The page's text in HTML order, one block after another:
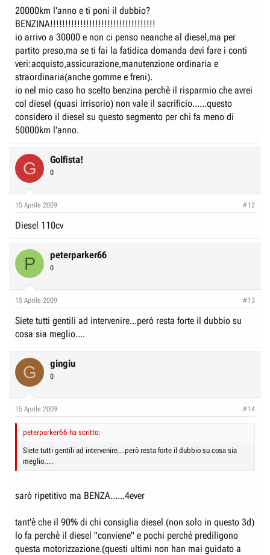
E voi, cosa ne pensate?
20000km l'anno e ti poni il dubbio?
BENZINA!!!!!!!!!!!!!!!!!!!!!!!!!!!!!!!!!!!
io arrivo a 30000 e non ci penso neanche al diesel,ma per
partito preso,ma se ti fai la fatidica domanda devi fare i conti
veri:acquisto,assicurazione,manutenzione ordinaria e
straordinaria(anche gomme e freni).
io nel mio caso ho scelto benzina perchè il risparmio che avrei
col diesel (quasi irrisorio) non vale il sacrificio......questo
considero il diesel su questo segmento per chi fa meno di
50000km l'anno.
G Golfista!
0
15 Aprile 2009 #12
Diesel 110cv
P peterparker66
0
15 Aprile 2009 #13
Siete tutti gentili ad intervenire...però resta forte il dubbio su
cosa sia meglio....
G gingiu
0
15 Aprile 2009 #14
peterparker66 ha scritto:
Siete tutti gentili ad intervenire...però resta forte il dubbio su cosa sia
meglio....
sarò ripetitivo ma BENZA......4ever
tant'è che il 90% di chi consiglia diesel (non solo in questo 3d)
lo fa perchè il diesel "conviene" e pochi perchè prediligono
questa motorizzazione.(questi ultimi non han mai guidato a